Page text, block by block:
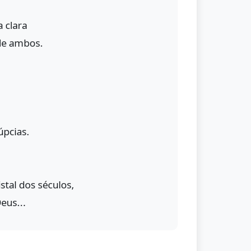
clara
ambos.
dos séculos,